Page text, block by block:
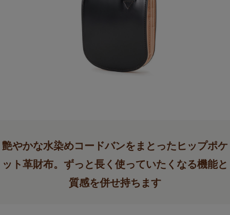
艶やかな水染めコードバンをまとったヒップポケ
ット革財布。ずっと長く使っていたくなる機能と
質感を併せ持ちます